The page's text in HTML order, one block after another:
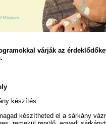
várják az
készítés
készítheted el a sárkány